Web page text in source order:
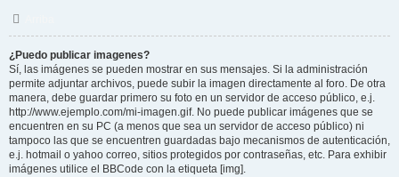
¿Puedo publicar imagenes?
Sí, las imágenes se pueden mostrar en sus mensajes. Si la administración
permite adjuntar archivos, puede subir la imagen directamente al foro. De otra
manera, debe guardar primero su foto en un servidor de acceso público, e.j.
http://www.ejemplo.com/mi-imagen.gif. No puede publicar imágenes que se
encuentren en su PC (a menos que sea un servidor de acceso público) ni
tampoco las que se encuentren guardadas bajo mecanismos de autenticación,
e.j. hotmail o yahoo correo, sitios protegidos por contraseñas, etc. Para exhibir
imágenes utilice el BBCode con la etiqueta [img].